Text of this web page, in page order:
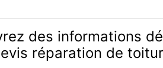
des informations
réparation de